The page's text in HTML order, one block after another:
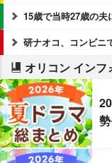
15歳で当時27歳の夫
研ナオコ、コンビニ
オリコン インフ